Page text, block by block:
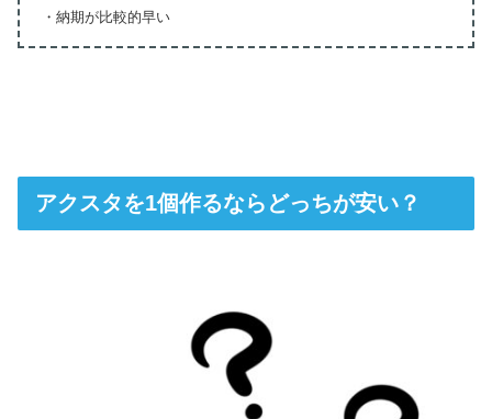
・納期が比較的早い
アクスタを1個作るならどっちが安い？